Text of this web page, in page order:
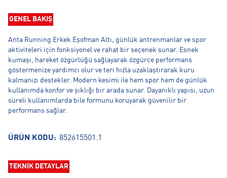
GENEL BAKIŞ
Anta Running Erkek Eşofman Altı, günlük antrenmanlar ve spor
aktiviteleri için fonksiyonel ve rahat bir seçenek sunar. Esnek
kumaşı, hareket özgürlüğü sağlayarak özgürce performans
göstermenize yardımcı olur ve teri hızla uzaklaştırarak kuru
kalmanızı destekler. Modern kesimi ile hem spor hem de günlük
kullanımda konfor ve şıklığı bir arada sunar. Dayanıklı yapısı, uzun
süreli kullanımlarda bile formunu koruyarak güvenilir bir
performans sağlar.
ÜRÜN KODU: 852615501.1
TEKNİK DETAYLAR